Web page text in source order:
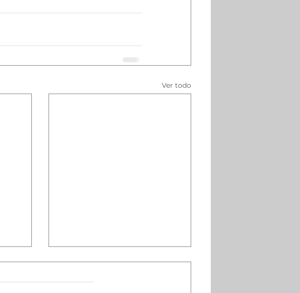
Ver todo